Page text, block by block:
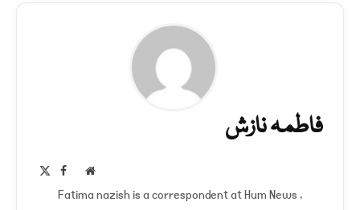
فاطمہ نازش
Website
Facebook
Fatima nazish is a correspondent at Hum News ,